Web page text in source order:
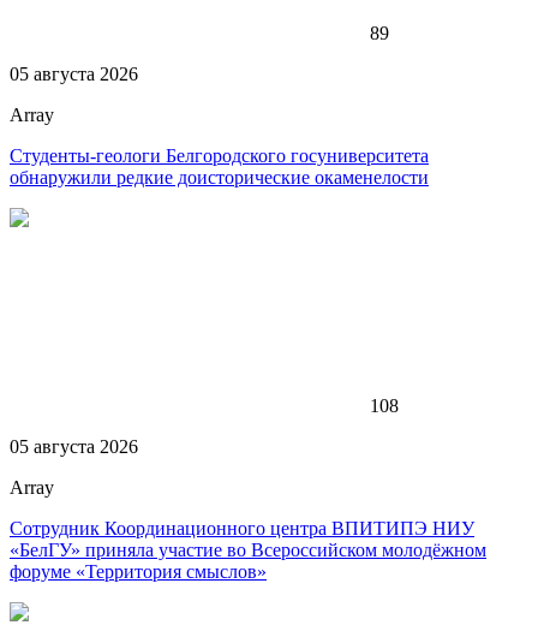
89
05 августа 2026
Array
Студенты-геологи Белгородского госуниверситета
обнаружили редкие доисторические окаменелости
108
05 августа 2026
Array
Сотрудник Координационного центра ВПИТИПЭ НИУ
«БелГУ» приняла участие во Всероссийском молодёжном
форуме «Территория смыслов»